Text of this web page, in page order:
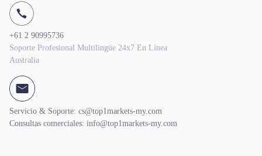
+61 2 90995736
Soporte Profesional Multilingüe 24x7 En Línea
Australia
Servicio & Soporte: cs@top1markets-my.com
Consultas comerciales: info@top1markets-my.com